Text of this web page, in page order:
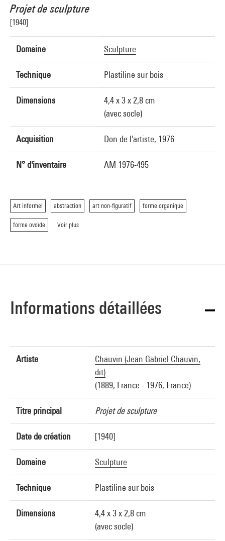
Projet de sculpture
[1940]
Domaine Sculpture
Technique Plastiline sur bois
Dimensions
4,4 x 3 x 2,8 cm
(avec socle)
Acquisition Don de l'artiste, 1976
N° d'inventaire AM 1976-495
Art informel abstraction art non-figuratif forme organique
forme ovoïde Voir plus
Informations détaillées
Artiste
Chauvin (Jean Gabriel Chauvin,
dit)
(1889, France - 1976, France)
Titre principal Projet de sculpture
Date de création [1940]
Domaine Sculpture
Technique Plastiline sur bois
Dimensions
4,4 x 3 x 2,8 cm
(avec socle)